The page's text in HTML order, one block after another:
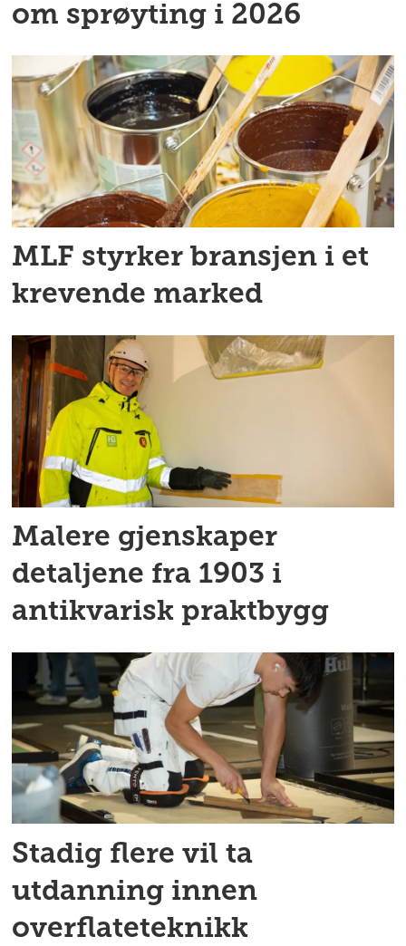
om sprøyting i 2026
MLF styrker bransjen i et
krevende marked
Malere gjenskaper
detaljene fra 1903 i
antikvarisk praktbygg
Stadig flere vil ta
utdanning innen
overflateteknikk